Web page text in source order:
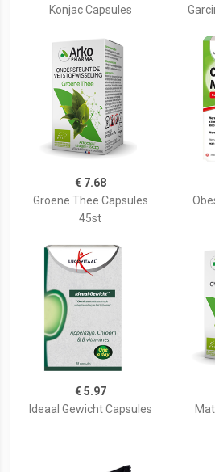
Konjac Capsules
€ 7.68
Groene Thee Capsules
45st
€ 5.97
Ideaal Gewicht Capsules